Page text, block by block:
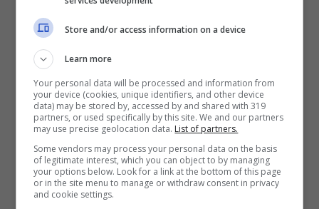
sono rimaste pochissime cose, praticamente
livello di vestiario.
Appena ha capito cosa mancava o meno e
poi è andato a fare la denuncia alle forze
dell’ordine. Mario Gila è subito accorto della
confusione che albergava all’interno
Store and/or access information on a device
Learn more
Your personal data will be processed and information from
your device (cookies, unique identifiers, and other device
data) may be stored by, accessed by and shared with 319
partners, or used specifically by this site. We and our partners
may use precise geolocation data. List of partners.
Some vendors may process your personal data on the basis
of legitimate interest, which you can object to by managing
your options below. Look for a link at the bottom of this page
or in the site menu to manage or withdraw consent in privacy
and cookie settings.